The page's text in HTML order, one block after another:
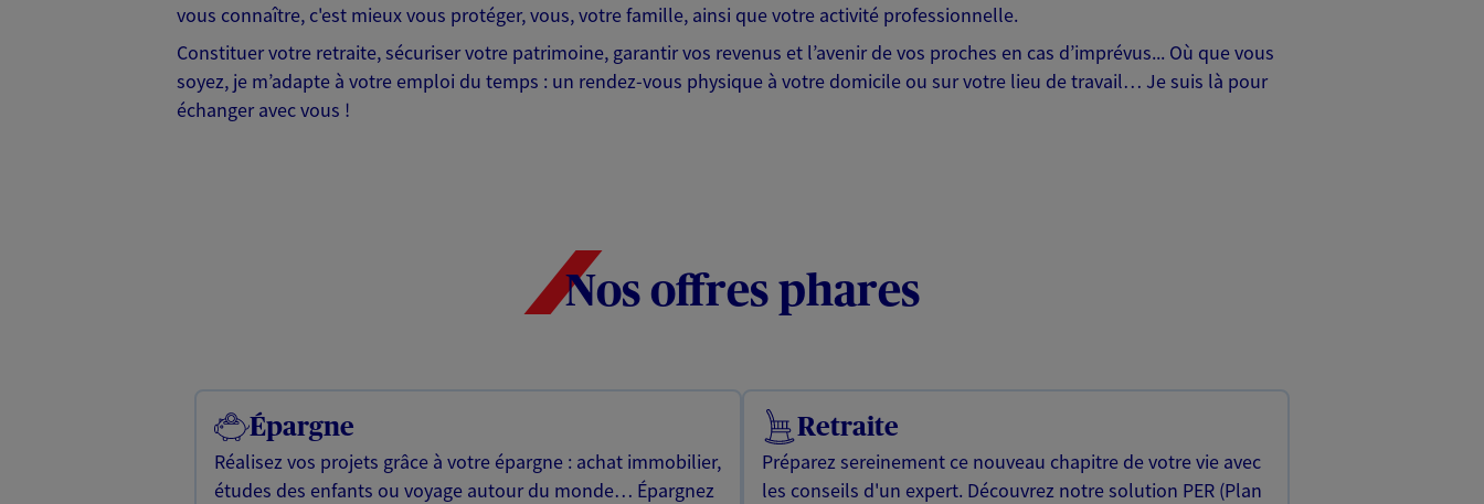
vous connaître, c'est mieux vous protéger, vous, votre famille, ainsi que votre activité professionnelle.
Constituer votre retraite, sécuriser votre patrimoine, garantir vos revenus et l’avenir de vos proches en cas d’imprévus... Où que vous
soyez, je m’adapte à votre emploi du temps : un rendez-vous physique à votre domicile ou sur votre lieu de travail… Je suis là pour
échanger avec vous !
Nos offres phares
Épargne
Réalisez vos projets grâce à votre épargne : achat immobilier,
études des enfants ou voyage autour du monde… Épargnez
Retraite
Préparez sereinement ce nouveau chapitre de votre vie avec
les conseils d'un expert. Découvrez notre solution PER (Plan